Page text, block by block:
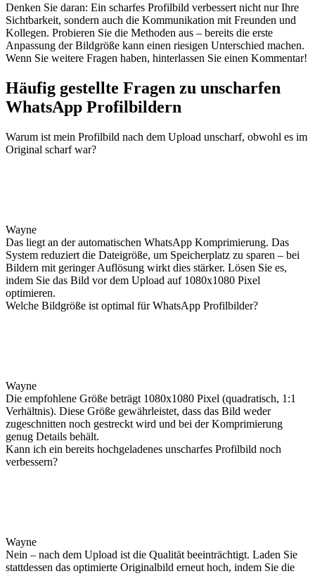
Denken Sie daran: Ein scharfes Profilbild verbessert nicht nur Ihre
Sichtbarkeit, sondern auch die Kommunikation mit Freunden und
Kollegen. Probieren Sie die Methoden aus – bereits die erste
Anpassung der Bildgröße kann einen riesigen Unterschied machen.
Wenn Sie weitere Fragen haben, hinterlassen Sie einen Kommentar!
Häufig gestellte Fragen zu unscharfen
WhatsApp Profilbildern
Warum ist mein Profilbild nach dem Upload unscharf, obwohl es im
Original scharf war?
Wayne
Das liegt an der automatischen WhatsApp Komprimierung. Das
System reduziert die Dateigröße, um Speicherplatz zu sparen – bei
Bildern mit geringer Auflösung wirkt dies stärker. Lösen Sie es,
indem Sie das Bild vor dem Upload auf 1080x1080 Pixel
optimieren.
Welche Bildgröße ist optimal für WhatsApp Profilbilder?
Wayne
Die empfohlene Größe beträgt 1080x1080 Pixel (quadratisch, 1:1
Verhältnis). Diese Größe gewährleistet, dass das Bild weder
zugeschnitten noch gestreckt wird und bei der Komprimierung
genug Details behält.
Kann ich ein bereits hochgeladenes unscharfes Profilbild noch
verbessern?
Wayne
Nein – nach dem Upload ist die Qualität beeinträchtigt. Laden Sie
stattdessen das optimierte Originalbild erneut hoch, indem Sie die